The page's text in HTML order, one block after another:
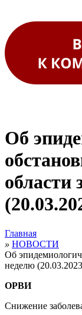
Об
области
Главная
» НОВОСТИ
Об
неделю
ОРВИ
Снижение